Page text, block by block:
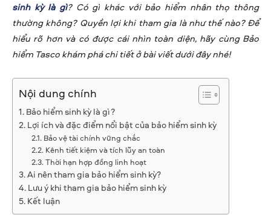
sinh kỳ là gì? Có gì khác với bảo hiểm nhân thọ thông
thường không? Quyền lợi khi tham gia là như thế nào? Để
hiểu rõ hơn và có được cái nhìn toàn diện, hãy cùng Bảo
hiểm Tasco khám phá chi tiết ở bài viết dưới đây nhé!
Nội dung chính
Bảo hiểm sinh kỳ là gì?
Lợi ích và đặc điểm nổi bật của bảo hiểm sinh kỳ
Bảo vệ tài chính vững chắc
Kênh tiết kiệm và tích lũy an toàn
Thời hạn hợp đồng linh hoạt
Ai nên tham gia bảo hiểm sinh kỳ?
Lưu ý khi tham gia bảo hiểm sinh kỳ
Kết luận